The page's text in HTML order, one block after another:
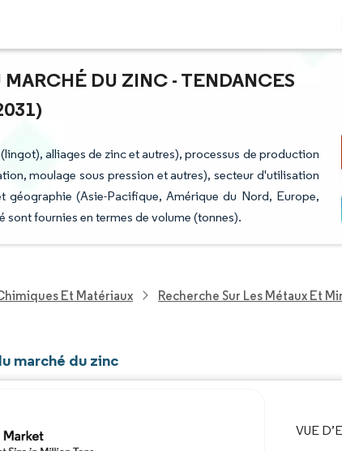
MARCHÉ DU ZINC - TENDANCES
alliages de zinc et autres), processus de production
moulage sous pression et autres), secteur d'utilisation
(Asie-Pacifique, Amérique du Nord, Europe,
fournies en termes de volume (tonnes).
Et Matériaux Recherche Sur Les Métaux Et
marché du zinc
VUE